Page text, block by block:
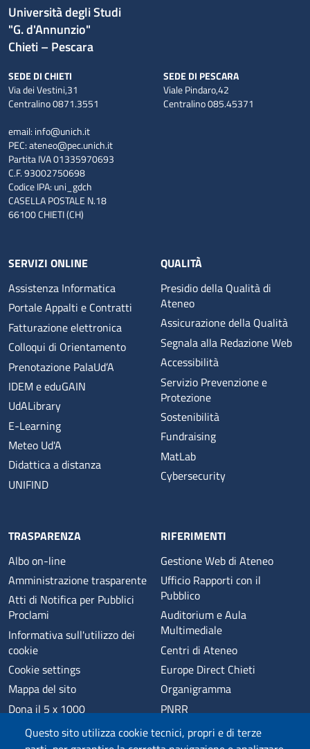
Questo sito utilizza cookie tecnici, propri e di terze
Università degli Studi
"G. d'Annunzio"
Chieti – Pescara
SEDE DI CHIETI
Via dei Vestini,31
Centralino 0871.3551
SEDE DI PESCARA
Viale Pindaro,42
Centralino 085.45371
email: info@unich.it
PEC:ateneo@pec.unich.it
Partita IVA 01335970693
C.F. 93002750698
Codice IPA: uni_gdch
CASELLA POSTALE N.18
66100 CHIETI (CH)
SERVIZI ONLINE
Assistenza Informatica
Portale Appalti e Contratti
Fatturazione elettronica
Colloqui di Orientamento
Prenotazione PalaUd’A
IDEM e eduGAIN
UdALibrary
E-Learning
Meteo Ud'A
Didattica a distanza
UNIFIND
QUALITÀ
Presidio della Qualità di
Ateneo
Assicurazione della Qualità
Segnala alla Redazione Web
Accessibilità
Servizio Prevenzione e
Protezione
Sostenibilità
Fundraising
MatLab
Cybersecurity
TRASPARENZA
Albo on-line
Amministrazione trasparente
Atti di Notifica per Pubblici
Proclami
Informativa sull'utilizzo dei
cookie
Cookie settings
Mappa del sito
Dona il 5 x 1000
Phishing
RIFERIMENTI
Gestione Web di Ateneo
Ufficio Rapporti con il
Pubblico
Auditorium e Aula
Multimediale
Centri di Ateneo
Europe Direct Chieti
Organigramma
PNRR
Alumni